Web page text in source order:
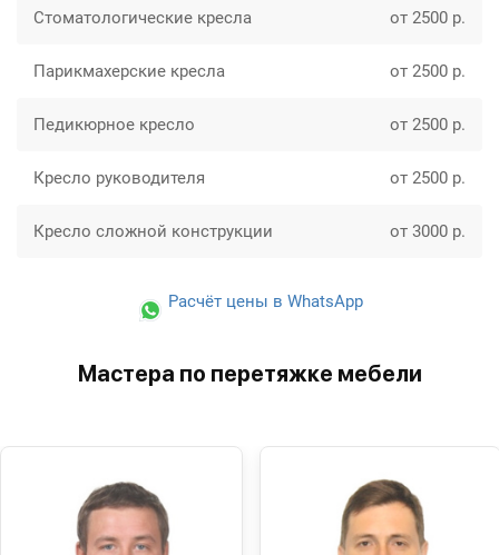
Стоматологические кресла от 2500 р.
Парикмахерские кресла от 2500 р.
Педикюрное кресло от 2500 р.
Кресло руководителя от 2500 р.
Кресло сложной конструкции от 3000 р.
Расчёт цены в WhatsApp
Мастера по перетяжке мебели